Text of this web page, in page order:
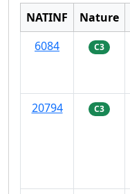
NATINF Nature
6084
C3
20794
C3